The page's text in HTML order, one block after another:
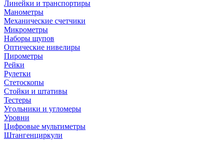
Линейки и транспортиры
Манометры
Механические счетчики
Микрометры
Наборы щупов
Оптические нивелиры
Пирометры
Рейки
Рулетки
Стетоскопы
Стойки и штативы
Тестеры
Угольники и угломеры
Уровни
Цифровые мультиметры
Штангенциркули